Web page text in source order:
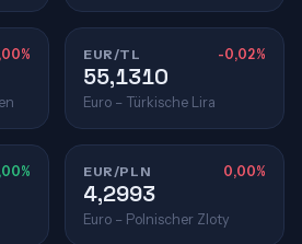
EUR/TL -0,02%
55,1310
Euro – Türkische Lira
EUR/PLN 0,00%
4,2993
Euro – Polnischer Zloty